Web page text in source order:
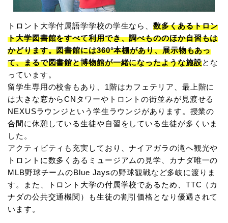
トロント大学付属語学学校の学生なら、数多くあるトロン
ト大学図書館をすべて利用でき、調べもののほか自習もは
かどります。図書館には360°本棚があり、展示物もあっ
て、まるで図書館と博物館が一緒になったような施設とな
っています。
留学生専用の校舎もあり、1階はカフェテリア、最上階に
は大きな窓からCNタワーやトロントの街並みが見渡せる
NEXUSラウンジという学生ラウンジがあります。授業の
合間に休憩している生徒や自習をしている生徒が多くいま
した。
アクティビティも充実しており、ナイアガラの滝へ観光や
トロントに数多くあるミュージアムの見学、カナダ唯一の
MLB野球チームのBlue Jaysの野球観戦など多岐に渡りま
す。また、トロント大学の付属学校であるため、TTC（カ
ナダの公共交通機関）も生徒の割引価格となり優遇されて
います。